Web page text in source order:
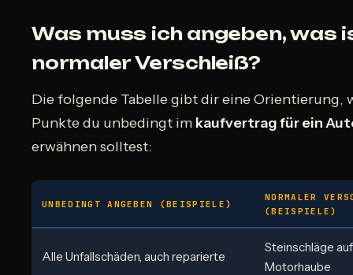
Was muss ich angeben, was
normaler Verschleiß?
Die folgende Tabelle gibt dir eine Orientierung,
Punkte du unbedingt im kaufvertrag für ein
erwähnen solltest:
UNBEDINGT ANGEBEN (BEISPIELE)
NORMALER
BEISPIELE)
Alle Unfallschäden, auch reparierte
Steinschläge
Motorhaube